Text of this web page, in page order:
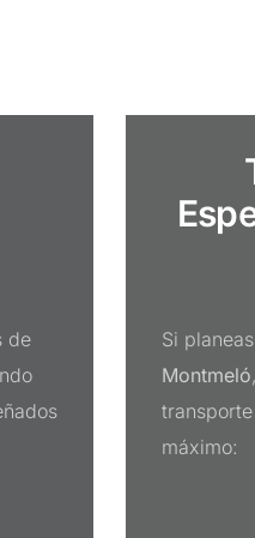
de
Si
Montmeló
máximo: